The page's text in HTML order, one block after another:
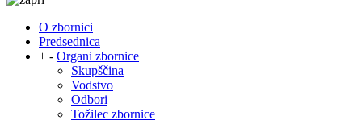
O zbornici
Predsednica
+ - Organi zbornice
Skupščina
Vodstvo
Odbori
Tožilec zbornice